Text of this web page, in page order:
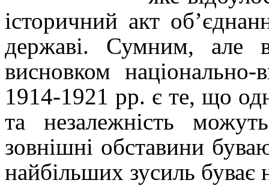
історичний акт
державі. Сумним, але
висновком національно-
1914-1921 рр. є те, що
та незалежність
зовнішні обставини
найбільших зусиль буває